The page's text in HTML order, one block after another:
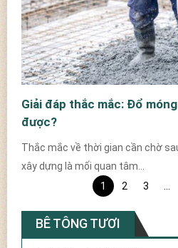
Giải đáp thắc mắc: Đổ
được?
Thắc mắc về thời gian cần chờ
xây dựng là mối quan tâm...
1
2 3
BÊ TÔNG TƯƠI